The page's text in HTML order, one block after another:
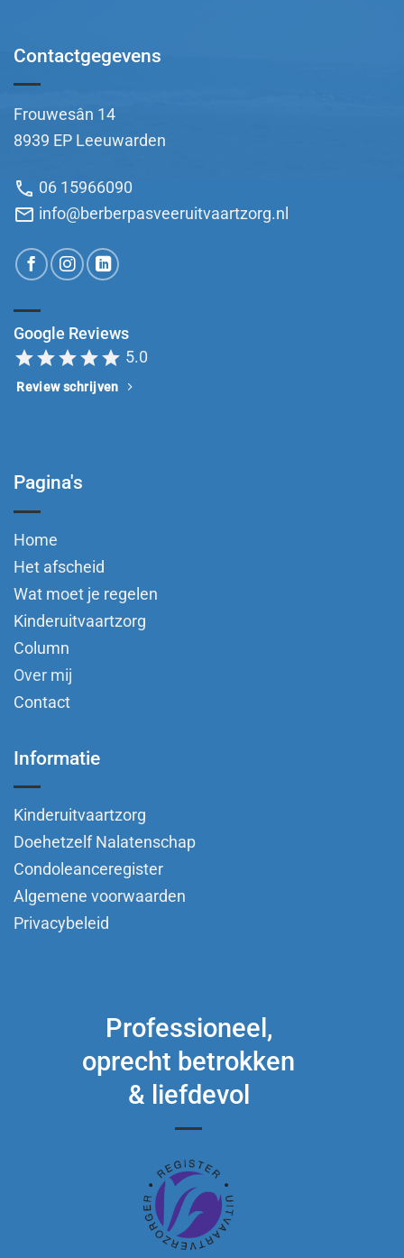
Contactgegevens
Frouwesân 14
8939 EP Leeuwarden
phone 06 15966090
mail info@berberpasveeruitvaartzorg.nl
Google Reviews
starstarstarstarstar 5.0
Review schrijven
Pagina's
Home
Het afscheid
Wat moet je regelen
Kinderuitvaartzorg
Column
Over mij
Contact
Informatie
Kinderuitvaartzorg
Doehetzelf Nalatenschap
Condoleanceregister
Algemene voorwaarden
Privacybeleid
Professioneel,
oprecht betrokken
& liefdevol